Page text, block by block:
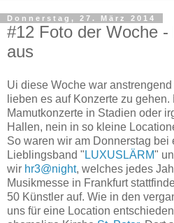
Donnerstag, 27. März 2014
#12 Foto der Woche
aus
Ui diese Woche war
lieben es auf Konzerte zu
Mamutkonzerte in Stadien oder
Hallen, nein in so kleine
So waren wir am Donnerstag bei
Lieblingsband " LUXUSLÄRM"
wir hr3@night, welches jedes
Musikmesse in Frankfurt
50 Künstler auf. Wie in den
uns für eine Location